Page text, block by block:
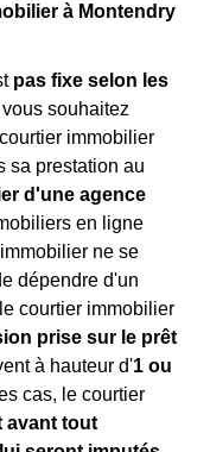
à Montendry
pas fixe selon les
souhaitez
immobilier
sa prestation au
d'une agence
en ligne
ne se
dépendre d'un
courtier immobilier
prise sur le prêt
à hauteur d'1 ou
cas, le courtier
avant tout